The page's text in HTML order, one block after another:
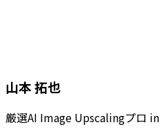
山本 拓也
厳選AI Image Upscalingプロ in